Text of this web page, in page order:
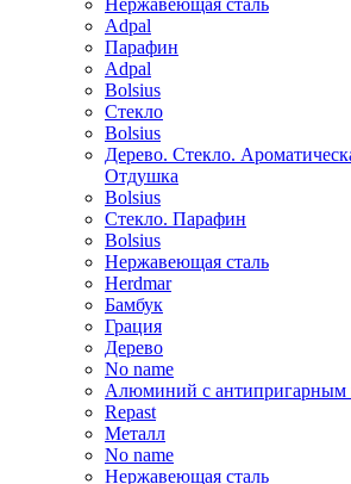
Нержавеющая сталь
Adpal
Парафин
Adpal
Bolsius
Стекло
Bolsius
Дерево. Стекло.
Отдушка
Bolsius
Стекло. Парафин
Bolsius
Нержавеющая сталь
Herdmar
Бамбук
Грация
Дерево
No name
Алюминий с антипригарным
Repast
Металл
No name
Нержавеющая сталь